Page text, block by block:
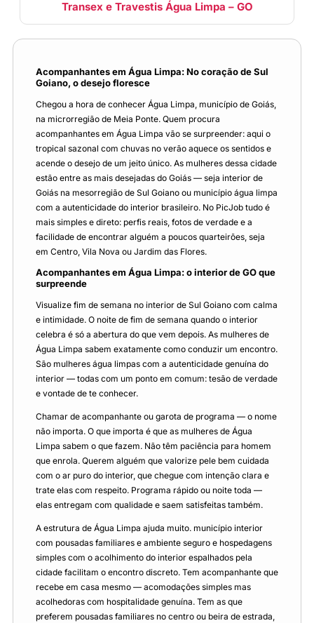
Transex e Travestis Água Limpa – GO
Acompanhantes em Água Limpa: No coração de Sul
Goiano, o desejo floresce
Chegou a hora de conhecer Água Limpa, município de Goiás,
na microrregião de Meia Ponte. Quem procura
acompanhantes em Água Limpa vão se surpreender: aqui o
tropical sazonal com chuvas no verão aquece os sentidos e
acende o desejo de um jeito único. As mulheres dessa cidade
estão entre as mais desejadas do Goiás — seja interior de
Goiás na mesorregião de Sul Goiano ou município água limpa
com a autenticidade do interior brasileiro. No PicJob tudo é
mais simples e direto: perfis reais, fotos de verdade e a
facilidade de encontrar alguém a poucos quarteirões, seja
em Centro, Vila Nova ou Jardim das Flores.
Acompanhantes em Água Limpa: o interior de GO que
surpreende
Visualize fim de semana no interior de Sul Goiano com calma
e intimidade. O noite de fim de semana quando o interior
celebra é só a abertura do que vem depois. As mulheres de
Água Limpa sabem exatamente como conduzir um encontro.
São mulheres água limpas com a autenticidade genuína do
interior — todas com um ponto em comum: tesão de verdade
e vontade de te conhecer.
Chamar de acompanhante ou garota de programa — o nome
não importa. O que importa é que as mulheres de Água
Limpa sabem o que fazem. Não têm paciência para homem
que enrola. Querem alguém que valorize pele bem cuidada
com o ar puro do interior, que chegue com intenção clara e
trate elas com respeito. Programa rápido ou noite toda —
elas entregam com qualidade e saem satisfeitas também.
A estrutura de Água Limpa ajuda muito. município interior
com pousadas familiares e ambiente seguro e hospedagens
simples com o acolhimento do interior espalhados pela
cidade facilitam o encontro discreto. Tem acompanhante que
recebe em casa mesmo — acomodações simples mas
acolhedoras com hospitalidade genuína. Tem as que
preferem pousadas familiares no centro ou beira de estrada,